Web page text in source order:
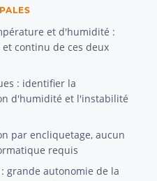
et d'humidité :
continu de ces deux
: identifier la
d'humidité et l'instabilité
par encliquetage, aucun
requis
grande autonomie de la